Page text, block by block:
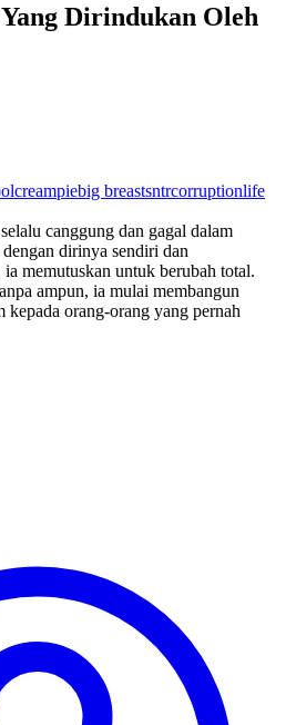
Dirindukan Oleh
creampiebig breastsntrcorruptionlife
canggung dan gagal dalam
dirinya sendiri dan
memutuskan untuk berubah total.
ampun, ia mulai membangun
kepada orang-orang yang pernah